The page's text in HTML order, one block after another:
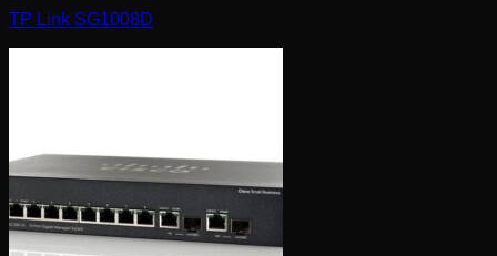
TP Link SG1008D